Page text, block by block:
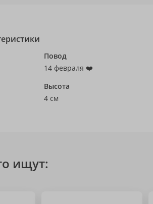
Повод
14 февраля ❤️
Высота
4 см
ищут: